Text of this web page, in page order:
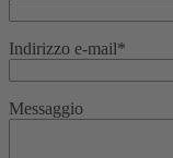
Indirizzo e-mail*
Messaggio